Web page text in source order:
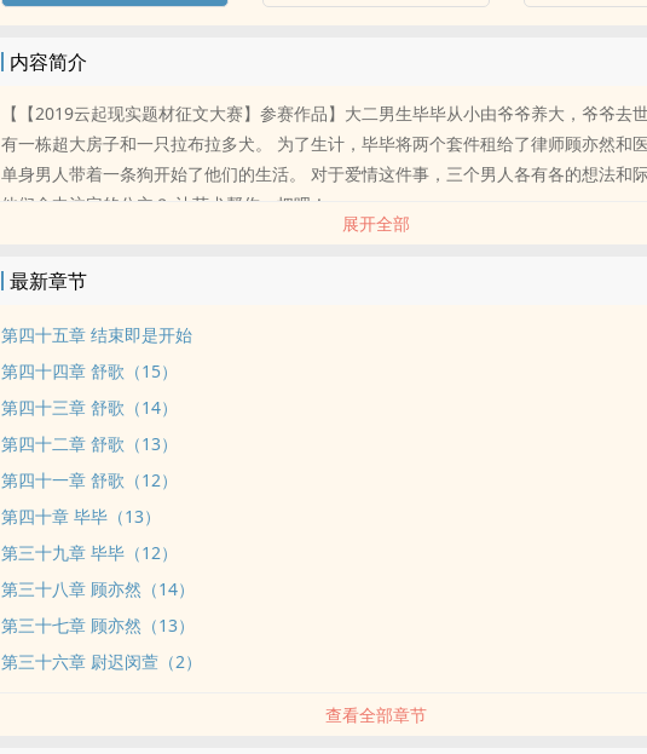
内容简介
【【2019云起现实题材征文大赛】参赛作品】大二男生毕毕从小由爷爷养大，爷爷去
有一栋超大房子和一只拉布拉多犬。 为了生计，毕毕将两个套件租给了律师顾亦然和
单身男人带着一条狗开始了他们的生活。 对于爱情这件事，三个男人各有各的想法和
他们命中注定的公主？ 让萌犬帮你一把吧！
本站提示：各位书友要是觉得《萌犬丘比特》还不错的话请不要忘记向您QQ群和微博
展开全部
最新章节
第四十五章 结束即是开始
第四十四章 舒歌（15）
第四十三章 舒歌（14）
第四十二章 舒歌（13）
第四十一章 舒歌（12）
第四十章 毕毕（13）
第三十九章 毕毕（12）
第三十八章 顾亦然（14）
第三十七章 顾亦然（13）
第三十六章 尉迟闵萱（2）
查看全部章节